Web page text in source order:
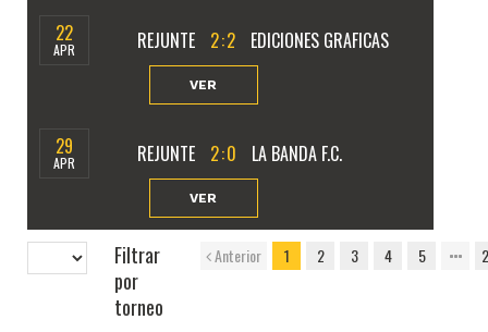
22
APR REJUNTE 2:2 EDICIONES GRAFICAS
VER
29
APR REJUNTE 2:0 LA BANDA F.C.
VER
Filtrar
por
torneo
Anterior 1 2 3 4 5